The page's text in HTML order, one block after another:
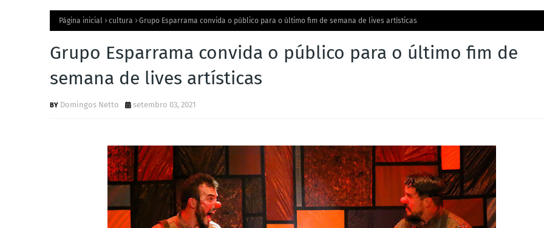
Página inicial cultura Grupo Esparrama convida o público para o último fim de semana de lives artísticas
Grupo Esparrama convida o público para o último fim de
semana de lives artísticas
Domingos Netto setembro 03, 2021